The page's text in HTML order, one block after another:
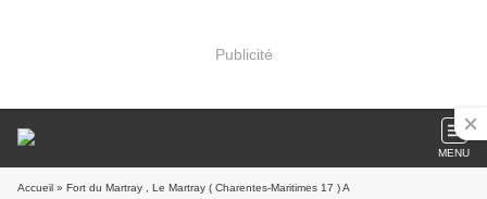
Publicité
MENU
Accueil » Fort du Martray , Le Martray ( Charentes-Maritimes 17 ) A